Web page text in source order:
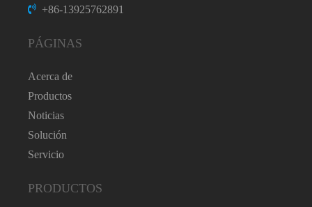
+86-13925762891
PÁGINAS
Acerca de
Productos
Noticias
Solución
Servicio
PRODUCTOS